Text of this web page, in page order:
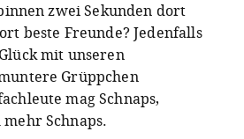
zwei Sekunden dort
beste Freunde? Jedenfalls
mit unseren
Grüppchen
mag Schnaps,
Schnaps.